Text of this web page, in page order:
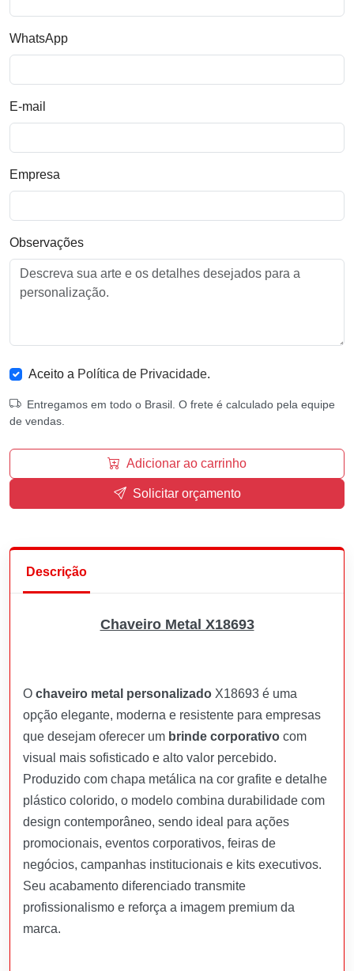
WhatsApp
E-mail
Empresa
Observações
Aceito a Política de Privacidade.
Entregamos em todo o Brasil. O frete é calculado pela equipe
de vendas.
Adicionar ao carrinho
Solicitar orçamento
Descrição
Chaveiro Metal X18693
O chaveiro metal personalizado X18693 é uma
opção elegante, moderna e resistente para empresas
que desejam oferecer um brinde corporativo com
visual mais sofisticado e alto valor percebido.
Produzido com chapa metálica na cor grafite e detalhe
plástico colorido, o modelo combina durabilidade com
design contemporâneo, sendo ideal para ações
promocionais, eventos corporativos, feiras de
negócios, campanhas institucionais e kits executivos.
Seu acabamento diferenciado transmite
profissionalismo e reforça a imagem premium da
marca.